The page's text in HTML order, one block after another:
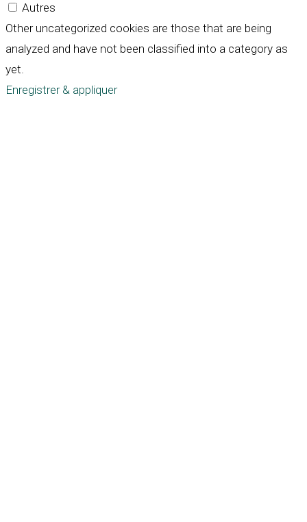
Autres
Other uncategorized cookies are those that are being
analyzed and have not been classified into a category as
yet.
Enregistrer & appliquer